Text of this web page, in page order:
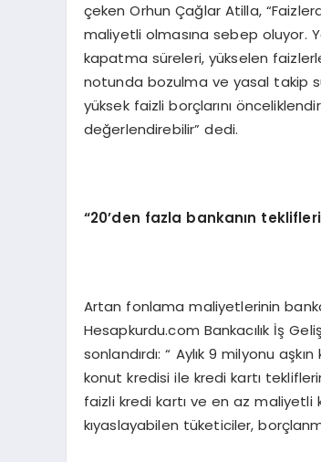
çeken Orhun Çağlar Atilla,
maliyetli olmasına sebep oluyor.
kapatma süreleri, yükselen
notunda bozulma ve yasal takip
yüksek faizli borçlarını
değerlendirebilir” dedi.
“20’den fazla bankanın
Artan fonlama maliyetlerinin
Hesapkurdu.com Bankacılık İş
sonlandırdı: “ Aylık 9 milyonu
konut kredisi ile kredi kartı
faizli kredi kartı ve en az maliyetli
kıyaslayabilen tüketiciler,